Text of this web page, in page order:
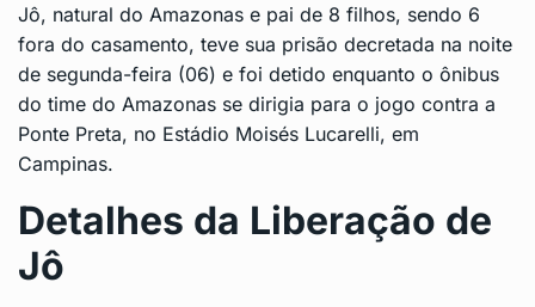
Jô, natural do Amazonas e pai de 8 filhos, sendo 6
fora do casamento, teve sua prisão decretada na noite
de segunda-feira (06) e foi detido enquanto o ônibus
do time do Amazonas se dirigia para o jogo contra a
Ponte Preta, no Estádio Moisés Lucarelli, em
Campinas.
Detalhes da Liberação de
Jô